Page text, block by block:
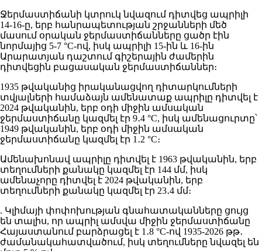
Ջերմաստիճանի կտրուկ նվազում դիտվեց ապրիլի
14-16-ը, երբ հանրապետության շրջանների մեծ
մասում օրական ջերմաստիճանները ցածր էին
նորմայից 5-7 °C-ով, իսկ ապրիլի 15-ին և 16-ին
Արարատյան դաշտում գիշերային ժամերին
դիտվեցին բացասական ջերմաստիճաններ։
1935 թվականից իրականացվող դիտարկումների
տվյալների համաձայն ամենատաք ապրիլը դիտվել է
2024 թվականին, երբ օդի միջին ամսական
ջերմաստիճանը կազմել էր 9․4 °C, իսկ ամենացուրտը՝
1949 թվականին, երբ օդի միջին ամսական
ջերմաստիճանը կազմել էր 1․2 °C։
Ամենախոնավ ապրիլը դիտվել է 1963 թվականին, երբ
տեղումների քանակը կազմել էր 144 մմ, իսկ
ամենաչորը դիտվել է 2024 թվականին, երբ
տեղումների քանակը կազմել էր 23․4 մմ։
. Կլիմայի փոփոխության գնահատականները ցույց
են տալիս, որ ապրիլ ամսվա միջին ջերմաստիճանը
Հայաստանում բարձրացել է 1․8 °C-ով 1935-2026 թթ․
ժամանակահատվածում, իսկ տեղումները նվազել են